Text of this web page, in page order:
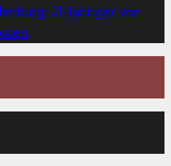
21-Jähriger von